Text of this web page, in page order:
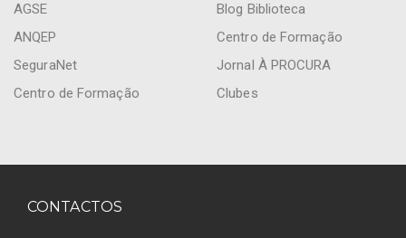
AGSE
ANQEP
SeguraNet
Centro de Formação
Blog Biblioteca
Centro de Formação
Jornal À PROCURA
Clubes
CONTACTOS